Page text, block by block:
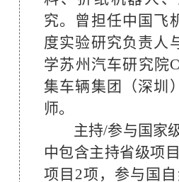
究。曾担任中国飞
度实验研究负责人
学苏州汽车研究院
集车辆集团（深圳
师。
主持/参与国家
中包含主持省级项
项目2项，参与国
输工程 硕士
2012.3-2016.7
力学 博士
embedded with
Materials &
https://doi.org/
19(TOP Journal,
[2] Feng, N.,
Yuan, Q., Pantke,
An origami
structural
2) “学术创新
计和制作了鸭翼闪
3)“五四杯”大
（因设计和制作了
4)周培源大学
奖暨黑龙江省一等奖
5)河南省机械
导教师